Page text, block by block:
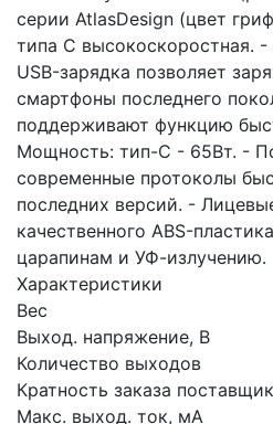
серии AtlasDesign (цвет
типа C высокоскоростная.
USB-зарядка позволяет
смартфоны последнего
поддерживают функцию
Мощность: тип-С - 65Вт. -
современные протоколы
последних версий. -
качественного ABS-
царапинам и УФ-излучению.
Характеристики
Вес
Выход. напряжение, В
Количество выходов
Кратность заказа
Макс. выход. ток, мА